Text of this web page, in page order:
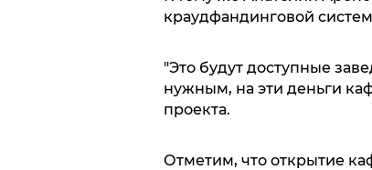
краудфандинговой
"Это будут доступные
нужным, на эти деньги
проекта.
Отметим, что открытие